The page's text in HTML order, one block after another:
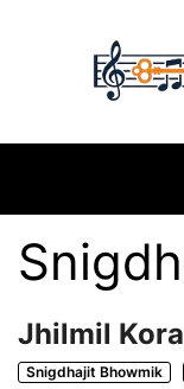
Jhilmil Kora
Snigdhajit Bhowmik